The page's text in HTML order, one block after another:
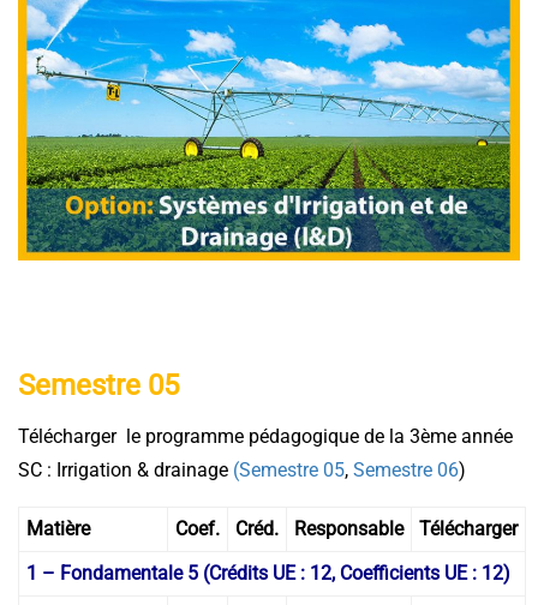
Semestre 05
Télécharger le programme pédagogique de la 3ème année
SC : Irrigation & drainage (Semestre 05, Semestre 06)
Matière Coef. Créd. Responsable
Télécharger
1 – Fondamentale 5 (Crédits UE : 12, Coefficients UE : 12)